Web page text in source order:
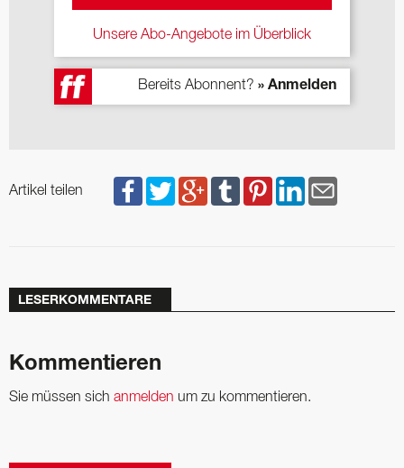
Unsere Abo-Angebote im Überblick
Bereits Abonnent? » Anmelden
Artikel teilen
LESERKOMMENTARE
Kommentieren
Sie müssen sich anmelden um zu kommentieren.